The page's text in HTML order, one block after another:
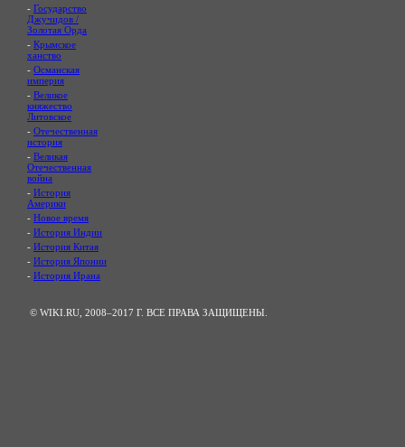
- Государство
Джучидов /
Золотая Орда
- Крымское
ханство
- Османская
империя
- Великое
княжество
Литовское
- Отечественная
история
- Великая
Отечественная
война
- История
Америки
- Новое время
- История Индии
- История Китая
- История Японии
- История Ирана
© WIKI.RU, 2008–2017 Г. ВСЕ ПРАВА ЗАЩИЩЕНЫ.